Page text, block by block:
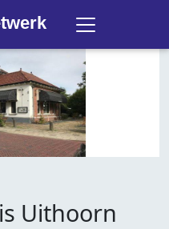
Uithoorn